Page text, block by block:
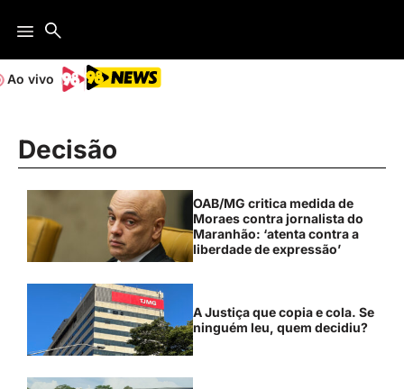
Ao vivo
Decisão
OAB/MG critica medida de
Moraes contra jornalista do
Maranhão: ‘atenta contra a
liberdade de expressão’
A Justiça que copia e cola. Se
ninguém leu, quem decidiu?